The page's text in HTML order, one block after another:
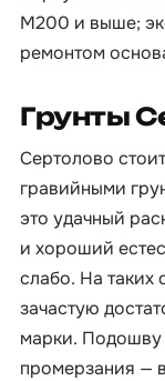
М200 и выше;
ремонтом
Грунты
Сертолово
гравийными
это удачный
и хороший
слабо. На
зачастую
марки. Подошву
промерзания —